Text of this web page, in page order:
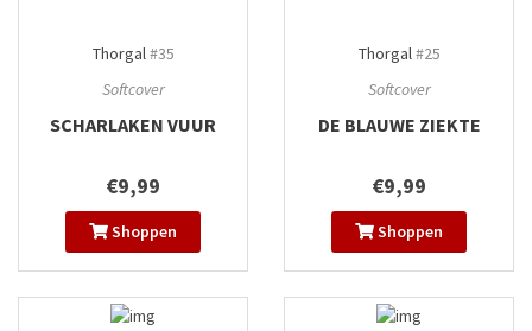
Thorgal#35
Softcover
SCHARLAKEN VUUR
€9,99
Shoppen
Thorgal#25
Softcover
DE BLAUWE ZIEKTE
€9,99
Shoppen